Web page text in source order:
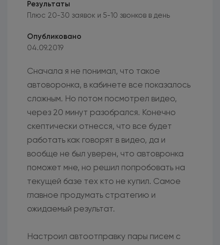
Результаты
Плюс 20-30 заявок и 5-10 звонков в день
Опубликовано
04.09.2019
Сначала я не понимал, что такое
автоворонка, в кабинете все показалось
сложным. Но потом посмотрел видео,
через 20 минут разобрался. Конечно
скептически отнесся, что все будет
работать как говорят в видео, да и
вообще не был уверен, что автовронка
поможет мне, но решил попробовать на
текущей базе тех кто не купил. Самое
главное продумать стратегию и
ожидаемый результат.
Настроил автоотправку пары писем с